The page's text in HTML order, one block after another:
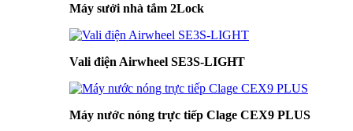
Máy sưởi nhà tắm 2Lock
Vali điện Airwheel SE3S-LIGHT
Máy nước nóng trực tiếp Clage CEX9 PLUS